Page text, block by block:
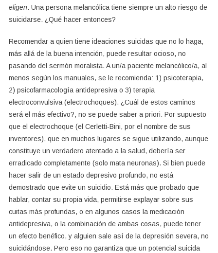
eligen. Una persona melancólica tiene siempre un alto riesgo de
suicidarse. ¿Qué hacer entonces?
Recomendar a quien tiene ideaciones suicidas que no lo haga,
más allá de la buena intención, puede resultar ocioso, no
pasando del sermón moralista. A un/a paciente melancólico/a, al
menos según los manuales, se le recomienda: 1) psicoterapia,
2) psicofarmacología antidepresiva o 3) terapia
electroconvulsiva (electrochoques). ¿Cuál de estos caminos
será el más efectivo?, no se puede saber a priori. Por supuesto
que el electrochoque (el Cerletti-Bini, por el nombre de sus
inventores), que en muchos lugares se sigue utilizando, aunque
constituye un verdadero atentado a la salud, debería ser
erradicado completamente (solo mata neuronas). Si bien puede
hacer salir de un estado depresivo profundo, no está
demostrado que evite un suicidio. Está más que probado que
hablar, contar su propia vida, permitirse explayar sobre sus
cuitas más profundas, o en algunos casos la medicación
antidepresiva, o la combinación de ambas cosas, puede tener
un efecto benéfico, y alguien sale así de la depresión severa, no
suicidándose. Pero eso no garantiza que un potencial suicida